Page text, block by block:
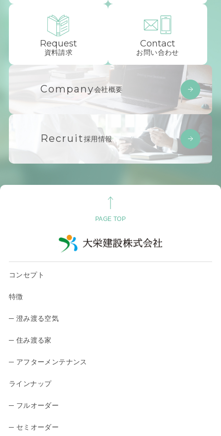
Request
資料請求
Contact
お問い合わせ
Company会社概要
Recruit採用情報
PAGE TOP
コンセプト
特徴
─ 澄み渡る空気
─ 住み渡る家
─ アフターメンテナンス
ラインナップ
─ フルオーダー
─ セミオーダー